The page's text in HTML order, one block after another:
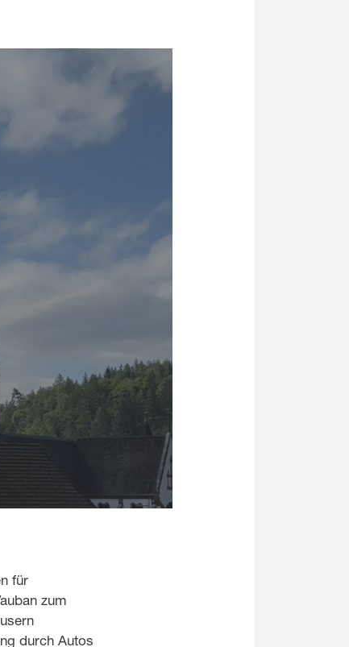
für
zum
durch Autos